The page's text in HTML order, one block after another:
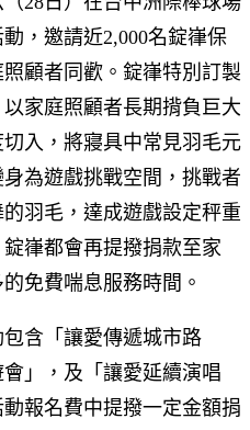
，邀請近2,000名錠嵂保
顧者同歡。錠嵂特別訂製
家庭照顧者長期揹負巨大
入，將寢具中常見羽毛元
為遊戲挑戰空間，挑戰者
羽毛，達成遊戲設定秤重
嵂都會再提撥捐款至家
免費喘息服務時間。
含「讓愛傳遞城市路
」，及「讓愛延續演唱
報名費中提撥一定金額捐